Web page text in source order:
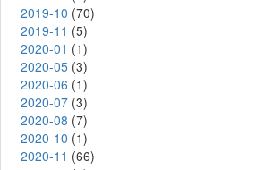
2019-10 (70)
2019-11 (5)
2020-01 (1)
2020-05 (3)
2020-06 (1)
2020-07 (3)
2020-08 (7)
2020-10 (1)
2020-11 (66)